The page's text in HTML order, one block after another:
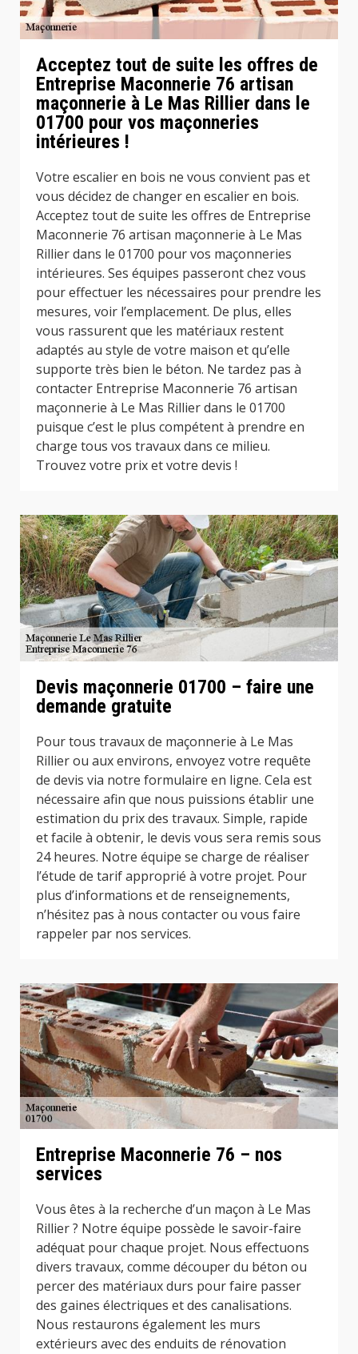
Acceptez tout de suite les offres de
Entreprise Maconnerie 76 artisan
maçonnerie à Le Mas Rillier dans le
01700 pour vos maçonneries
intérieures !
Votre escalier en bois ne vous convient pas et
vous décidez de changer en escalier en bois.
Acceptez tout de suite les offres de Entreprise
Maconnerie 76 artisan maçonnerie à Le Mas
Rillier dans le 01700 pour vos maçonneries
intérieures. Ses équipes passeront chez vous
pour effectuer les nécessaires pour prendre les
mesures, voir l’emplacement. De plus, elles
vous rassurent que les matériaux restent
adaptés au style de votre maison et qu’elle
supporte très bien le béton. Ne tardez pas à
contacter Entreprise Maconnerie 76 artisan
maçonnerie à Le Mas Rillier dans le 01700
puisque c’est le plus compétent à prendre en
charge tous vos travaux dans ce milieu.
Trouvez votre prix et votre devis !
Devis maçonnerie 01700 – faire une
demande gratuite
Pour tous travaux de maçonnerie à Le Mas
Rillier ou aux environs, envoyez votre requête
de devis via notre formulaire en ligne. Cela est
nécessaire afin que nous puissions établir une
estimation du prix des travaux. Simple, rapide
et facile à obtenir, le devis vous sera remis sous
24 heures. Notre équipe se charge de réaliser
l’étude de tarif approprié à votre projet. Pour
plus d’informations et de renseignements,
n’hésitez pas à nous contacter ou vous faire
rappeler par nos services.
Entreprise Maconnerie 76 – nos
services
Vous êtes à la recherche d’un maçon à Le Mas
Rillier ? Notre équipe possède le savoir-faire
adéquat pour chaque projet. Nous effectuons
divers travaux, comme découper du béton ou
percer des matériaux durs pour faire passer
des gaines électriques et des canalisations.
Nous restaurons également les murs
extérieurs avec des enduits de rénovation